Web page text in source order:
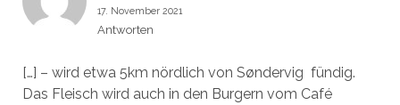
17. November 2021
Antworten
[…] – wird etwa 5km nördlich von Søndervig fündig.
Das Fleisch wird auch in den Burgern vom Café